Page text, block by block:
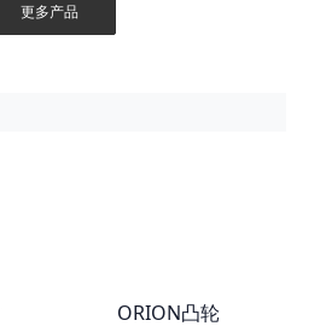
更多产品
ORION凸轮